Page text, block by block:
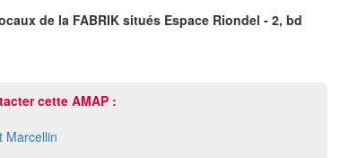
de la FABRIK situés Espace Riondel - 2, bd
cette AMAP :
Marcellin